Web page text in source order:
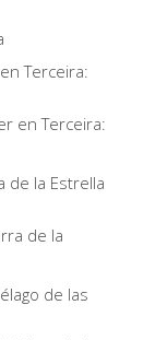
Terceira:
de la Estrella
de las